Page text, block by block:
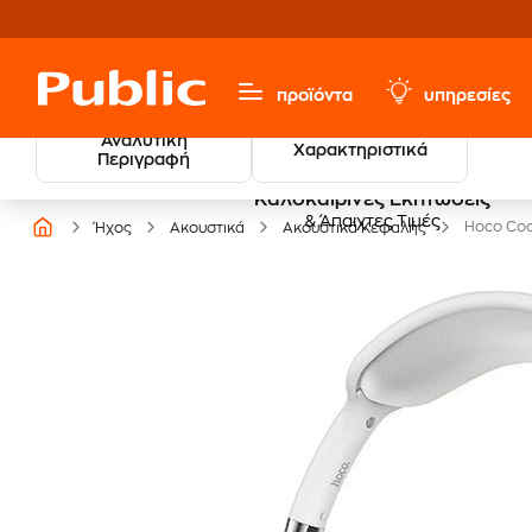
προϊόντα υπηρεσίες
Αναλυτική
Περιγραφή
Χαρακτηριστικά
Καλοκαιρινές Εκπτώσεις
& Άπαιχτες Τιμές
Ήχος Ακουστικά Ακουστικά Κεφαλής Hoco